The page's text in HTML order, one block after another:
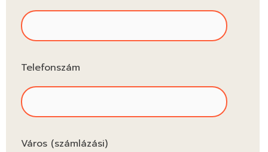
Telefonszám
Város (számlázási)